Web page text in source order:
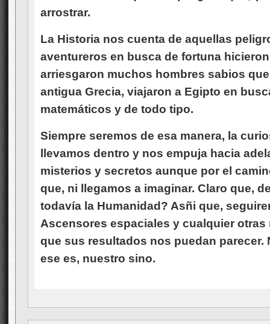
arrostrar.
La Historia nos cuenta de aquellas
aventureros en busca de fortuna
arriesgaron muchos hombres sabios
antigua Grecia, viajaron a Egipto en
matemáticos y de todo tipo.
Siempre seremos de esa manera, la
llevamos dentro y nos empuja hacia
misterios y secretos aunque por el
que, ni llegamos a imaginar. Claro que,
todavía la Humanidad? Asñi que,
Ascensores espaciales y cualquier
que sus resultados nos puedan parecer.
ese es, nuestro sino.